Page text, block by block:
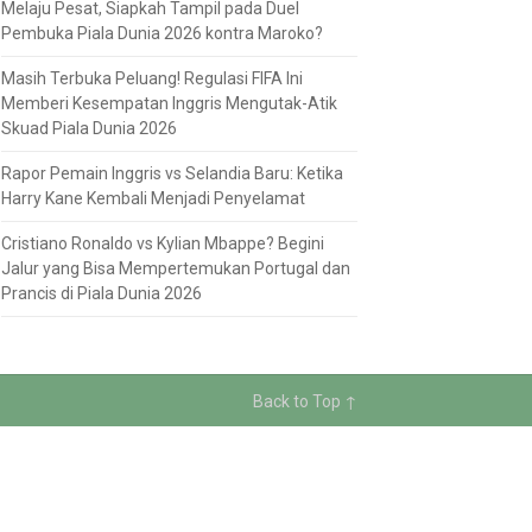
Melaju Pesat, Siapkah Tampil pada Duel
Pembuka Piala Dunia 2026 kontra Maroko?
Masih Terbuka Peluang! Regulasi FIFA Ini
Memberi Kesempatan Inggris Mengutak-Atik
Skuad Piala Dunia 2026
Rapor Pemain Inggris vs Selandia Baru: Ketika
Harry Kane Kembali Menjadi Penyelamat
Cristiano Ronaldo vs Kylian Mbappe? Begini
Jalur yang Bisa Mempertemukan Portugal dan
Prancis di Piala Dunia 2026
Back to Top ↑